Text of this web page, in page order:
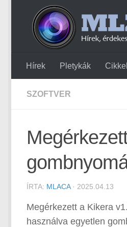
Hírek Pletykák
SZOFTVER
ÍRTA: MLACA· 2025.04.13
Megérkezett a Kikera
használva egyetlen